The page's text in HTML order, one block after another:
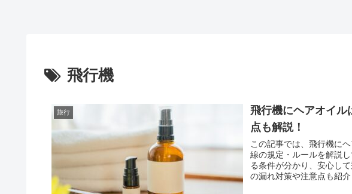
飛行機
旅行
飛行機にヘアオイル
点も解説！
この記事では、飛行機に
線の規定・ルールを解説
る条件が分かり、安心し
の漏れ対策や注意点も紹